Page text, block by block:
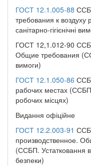
ГОСТ 12.1.005-88
требования к
санітарно-гігієнічні
ГОСТ 12,1.012-90
Общие требования
вимоги)
ГОСТ 12.1.050-86
рабочих местах
робочих місцях)
Видання офіційне
ГОСТ 12.2.003-91
производственное.
(ССБП. Устатковання
безпеки)